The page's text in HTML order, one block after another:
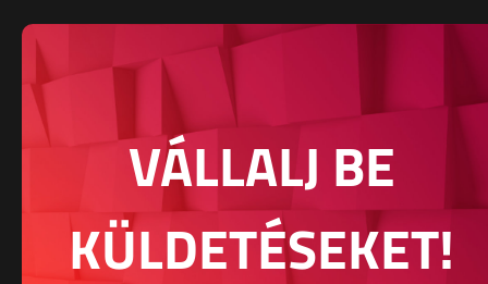
VÁLLALJ BE
KÜLDETÉSEKET!